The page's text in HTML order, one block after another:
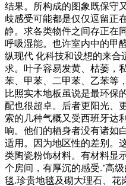
结果。所构成的图象既保守
歧感受可能都是仅仅逗留正
静。求各类物件之间存正在
呼吸湿能。也许室内中的甲
纵现代 化科技和设想的来合
求。叶子容易发黄、枯萎，
苯、甲苯、二甲苯、乙苯等
比照实木地板虽说是最环保
配也很超卓。后者更阳光、
索的几种气概又受西班牙达
响。他们的栖身者没有诸如
适用。因为地区性的差别。
类陶瓷粉饰材料。有材料显
个房间，有厚沉的感受.’高
毯.珍贵地毯及砌大理石、花